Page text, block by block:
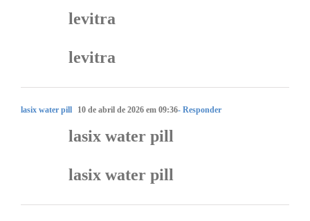
levitra
levitra
lasix water pill 10 de abril de 2026 em 09:36- Responder
lasix water pill
lasix water pill